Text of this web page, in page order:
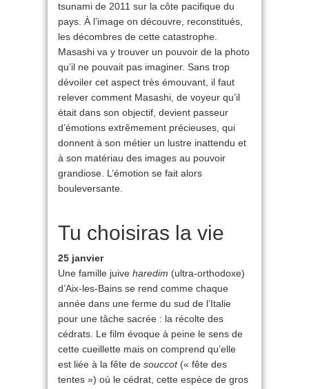
tsunami de 2011 sur la côte pacifique du
pays. À l’image on découvre, reconstitués,
les décombres de cette catastrophe.
Masashi va y trouver un pouvoir de la photo
qu’il ne pouvait pas imaginer. Sans trop
dévoiler cet aspect très émouvant, il faut
relever comment Masashi, de voyeur qu’il
était dans son objectif, devient passeur
d’émotions extrêmement précieuses, qui
donnent à son métier un lustre inattendu et
à son matériau des images au pouvoir
grandiose. L’émotion se fait alors
bouleversante.
Tu choisiras la vie
25 janvier
Une famille juive haredim (ultra-orthodoxe)
d’Aix-les-Bains se rend comme chaque
année dans une ferme du sud de l’Italie
pour une tâche sacrée : la récolte des
cédrats. Le film évoque à peine le sens de
cette cueillette mais on comprend qu’elle
est liée à la fête de souccot(« fête des
tentes ») où le cédrat, cette espèce de gros